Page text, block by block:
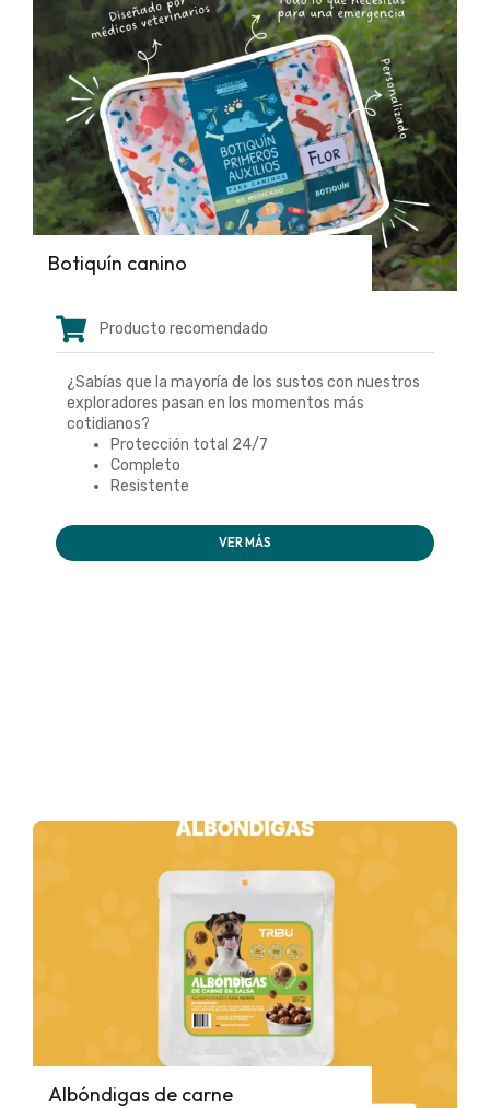
Botiquín canino
Producto recomendado
¿Sabías que la mayoría de los sustos con nuestros
exploradores pasan en los momentos más
cotidianos?
Protección total 24/7
Completo
Resistente
VER MÁS
Albóndigas de carne